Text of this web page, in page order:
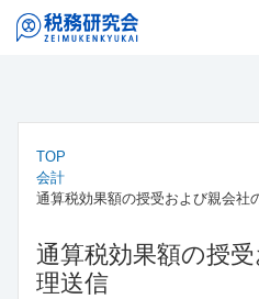
TOP
会計
通算税効果額の授受および親会社
通算税効果額の授
理送信